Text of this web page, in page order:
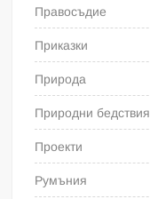
Правосъдие
Приказки
Природа
Природни бедствия
Проекти
Румъния